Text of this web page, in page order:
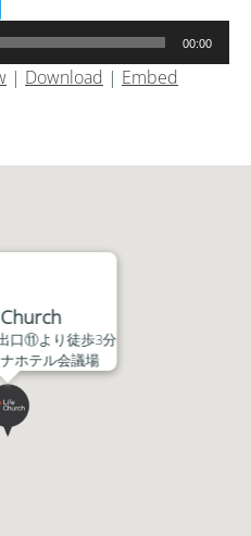
00:00
| Download | Embed
口⑪より徒歩3分
ホテル会議場